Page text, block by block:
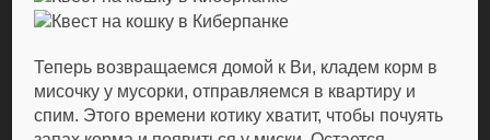
Теперь возвращаемся домой к Ви, кладем корм в
мисочку у мусорки, отправляемся в квартиру и
спим. Этого времени котику хватит, чтобы почуять